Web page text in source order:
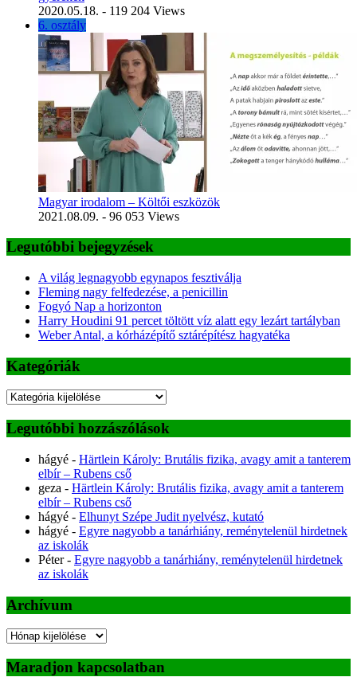
2020.05.18. - 119 204 Views
6. osztály
Magyar irodalom – Költői eszközök
2021.08.09. - 96 053 Views
Legutóbbi bejegyzések
A világ legnagyobb egynapos fesztiválja
Fleming nagy felfedezése, a penicillin
Fogyó Nap a horizonton
Harry Houdini 91 percet töltött víz alatt egy lezárt tartályban
Weber Antal, a kórházépítő sztárépítész hagyatéka
Kategóriák
Kategóriák
Legutóbbi hozzászólások
hágyé - Härtlein Károly: Brutális fizika, avagy amit a tanterem
elbír – Rubens cső
geza - Härtlein Károly: Brutális fizika, avagy amit a tanterem
elbír – Rubens cső
hágyé - Elhunyt Szépe Judit nyelvész, kutató
hágyé - Egyre nagyobb a tanárhiány, reménytelenül hirdetnek
az iskolák
Péter- Egyre nagyobb a tanárhiány, reménytelenül hirdetnek
az iskolák
Archívum
Archívum
Maradjon kapcsolatban